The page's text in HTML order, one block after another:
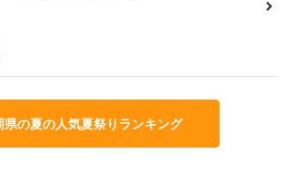
県の夏の人気夏祭りランキング